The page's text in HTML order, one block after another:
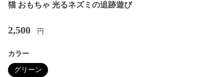
猫 おもちゃ 光るネズミの追跡遊び
2,500 円
カラー
グリーン